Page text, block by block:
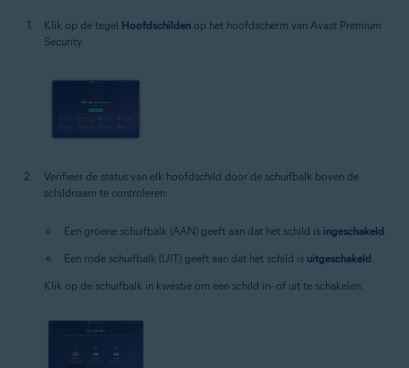
Klik op de tegel Hoofdschilden op het hoofdscherm van Avast Premium
Security.
Verifieer de status van elk hoofdschild door de schuifbalk boven de
schildnaam te controleren:
Een groene schuifbalk (AAN) geeft aan dat het schild is ingeschakeld.
Een rode schuifbalk (UIT) geeft aan dat het schild is uitgeschakeld.
Klik op de schuifbalk in kwestie om een schild in- of uit te schakelen.